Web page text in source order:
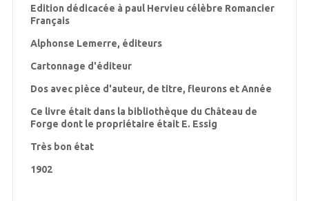
Edition dédicacée à paul Hervieu célèbre Romancier
Français
Alphonse Lemerre, éditeurs
Cartonnage d'éditeur
Dos avec pièce d'auteur, de titre, fleurons et Année
Ce livre était dans la bibliothèque du Château de
Forge dont le propriétaire était E. Essig
Très bon état
1902